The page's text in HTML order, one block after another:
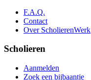
F.A.Q.
Contact
Over ScholierenWerk
Scholieren
Aanmelden
Zoek een bijbaantje